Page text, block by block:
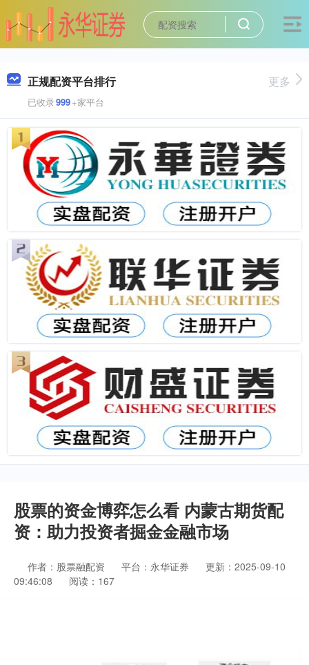
正规配资平台排行
已收录999+家平台
更多
股票的资金博弈怎么看 内蒙古期货配
资：助力投资者掘金金融市场
作者：股票融配资 平台：永华证券
更新：2025-09-10
09:46:08
阅读：167